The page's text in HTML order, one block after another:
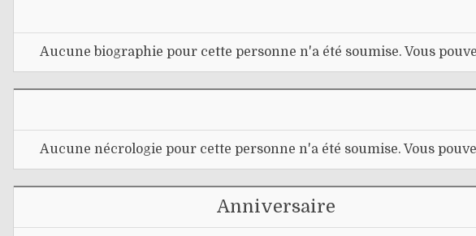
Aucune biographie pour cette personne n'a été soumise. Vous
Aucune nécrologie pour cette personne n'a été soumise. Vous
Anniversaire